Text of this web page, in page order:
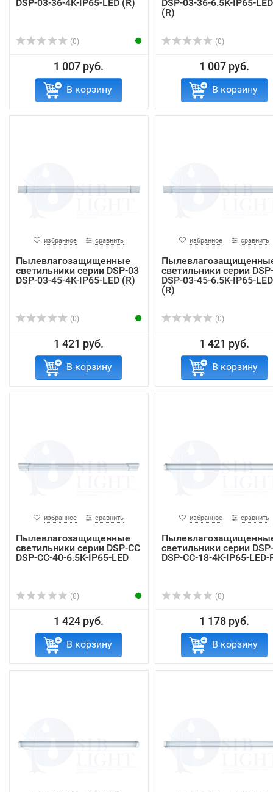
DSP-03-36-4K-IP65-LED (R)
(0)
1 007 руб.
В корзину
DSP-03-36-6.5K-IP65-LED
(R)
(0)
1 007 руб.
В корзину
избранное сравнить
Пылевлагозащищенные
светильники серии DSP-03
DSP-03-45-4K-IP65-LED (R)
(0)
1 421 руб.
В корзину
избранное сравнить
светильники серии
DSP-03-45-6.5K-IP65-LED
(R)
(0)
1 421 руб.
В корзину
избранное сравнить
Пылевлагозащищенные
светильники серии DSP-CC
DSP-CC-40-6.5K-IP65-LED
(0)
1 424 руб.
В корзину
избранное сравнить
светильники серии
DSP-CC-18-4K-IP65-LED-
(0)
1 178 руб.
В корзину